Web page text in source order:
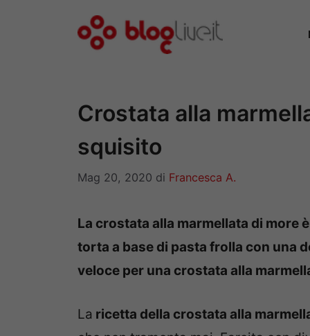
Crostata alla
squisito
Mag 20, 2020 di Francesca A.
La crostata alla marmellata di more
torta a base di pasta frolla con una
veloce per una crostata alla
La ricetta della crostata alla